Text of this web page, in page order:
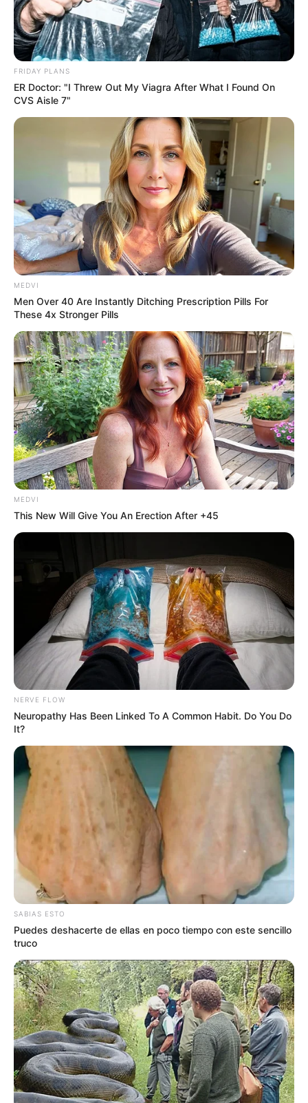
MÁS DE ESTA SECCIÓN
Con yerbateca, aroma a café y
productos recién horneados,
abrió Trinchera: un refugio en
Roldán donde el tiempo va un
poco más lento